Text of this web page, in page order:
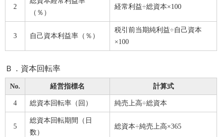
2
（％）
経常利益÷総資本×100
3 自己資本利益率（％）
税引前当期純利益÷自己資本
×100
Ｂ．資本回転率
No. 経営指標名 計算式
4 総資本回転率（回） 純売上高÷総資本
5
総資本回転期間（日
数）
総資本÷純売上高×365